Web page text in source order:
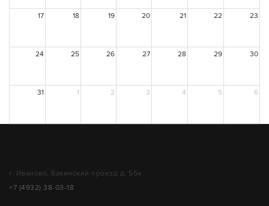
17 18 19 20 21 22 23
24 25 26 27 28 29 30
31 1 2 3 4 5 6
г. Иваново, Бакинский проезд д. 55а
+7 (4932) 38-03-18